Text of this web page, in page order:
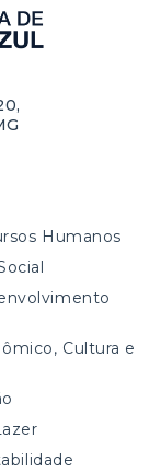
Humanos
Cultura e